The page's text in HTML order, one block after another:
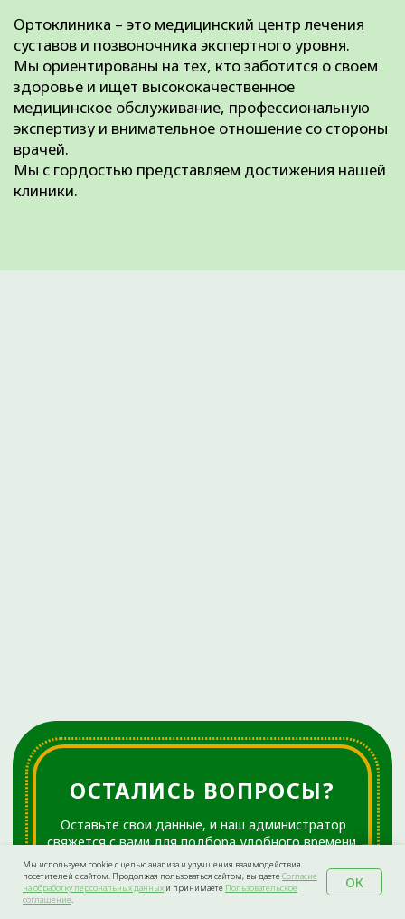
Мы используем cookie с целью анализа и улучшения взаимодействия
посетителей с сайтом. Продолжая пользоваться сайтом, вы даетеСогласие
на обработку персональных данных и принимаете Пользовательское
соглашение.
ОК